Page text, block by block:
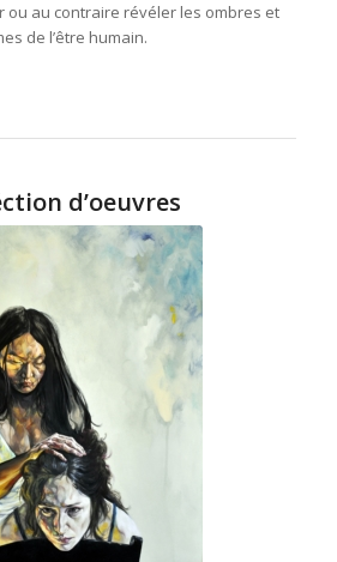
ou au contraire révéler les ombres et
de l’être humain.
d’oeuvres